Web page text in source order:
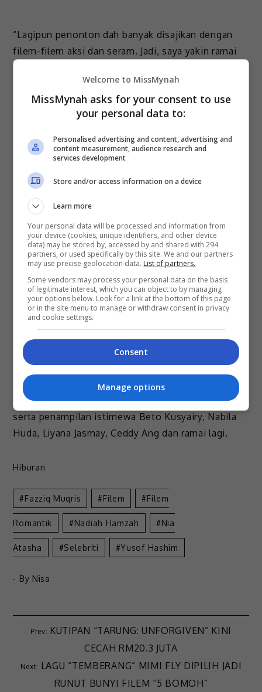
“Lagipun penonton dah banyak disajikan dengan
filem-filem aksi dan seram. Jadi, saya yakin ramai
komedi,” katanya.
Nadiah berkata demikian ketika hadir memeriahkan
Valley Megamall, Kuala Lumpur, baru-baru ini.
Sementara itu, pelakon Nia Atasha yang menggalas
watak utama sebagai Ayra Natasha menyatakan, dia
sememangnya mendambakan peluang untuk
membintangi karya bergenre sebegini.
“Untuk memegang watak utama, saya menyertai
sesi uji bakat dan gembira apabila dapat
digandingkan pula dengan Yusof Hashim sebagai
hero.
“Sebelum ini, kami berdua pernah beberapa kali
digandingkan bersama. Jadi, tidak sukar untuk kami
mencari keserasian bersama terutama
membabitkan babak-babak romantik,” jelasnya.
Selain Nia dan Yusof, filem itu turut dibintangi
pelakon Fazziq Muqris, Scha Alyahya, Taqim Zaki
serta penampilan istimewa Beto Kusyairy, Nabila
Huda, Liyana Jasmay, Ceddy Ang dan ramai lagi.
Hiburan
Fazziq Muqris Filem Filem
Romantik Nadiah Hamzah Nia
Atasha Selebriti Yusof Hashim
- By Nisa
KUTIPAN “TARUNG: UNFORGIVEN” KINI
CECAH RM20.3 JUTA
LAGU “TEMBERANG” MIMI FLY DIPILIH JADI
RUNUT BUNYI FILEM “5 BOMOH”
Welcome to MissMynah
MissMynah asks for your consent to use
your personal data to:
Personalised advertising and content, advertising and
content measurement, audience research and
services development
Store and/or access information on a device
Learn more
Your personal data will be processed and information from
your device (cookies, unique identifiers, and other device
data) may be stored by, accessed by and shared with 294
partners, or used specifically by this site. We and our partners
may use precise geolocation data. List of partners.
Some vendors may process your personal data on the basis
of legitimate interest, which you can object to by managing
your options below. Look for a link at the bottom of this page
or in the site menu to manage or withdraw consent in privacy
and cookie settings.
Consent
Manage options